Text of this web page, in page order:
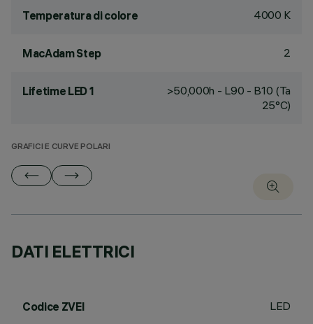
Temperatura di colore 4000 K
MacAdam Step 2
Lifetime LED 1
>50,000h - L90 - B10 (Ta
25°C)
GRAFICI E CURVE POLARI
DATI ELETTRICI
Codice ZVEI LED